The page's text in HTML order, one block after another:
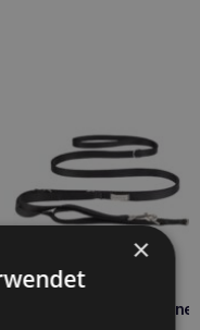
Amiplay Verstellbare Leine
×